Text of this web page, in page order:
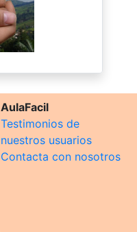
AulaFacil
Testimonios de
nuestros usuarios
Contacta con nosotros